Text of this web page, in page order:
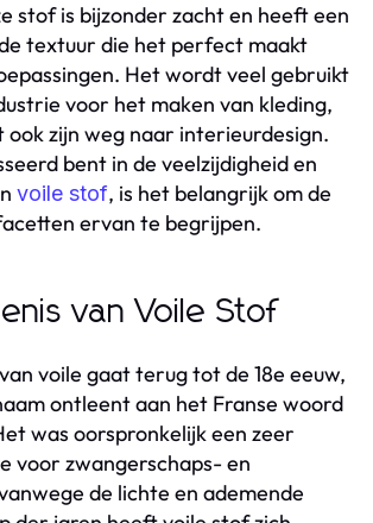
stof is bijzonder zacht en heeft een
textuur die het perfect maakt
Het wordt veel gebruikt
voor het maken van kleding,
ook zijn weg naar interieurdesign.
bent in de veelzijdigheid en
voile stof, is het belangrijk om de
ervan te begrijpen.
van Voile Stof
voile gaat terug tot de 18e eeuw,
ontleent aan het Franse woord
was oorspronkelijk een zeer
voor zwangerschaps- en
de lichte en ademende